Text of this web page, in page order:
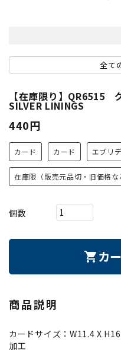
全て
【在庫限り】QR6515
SILVER LININGS
440円
カード カード エブリ
在庫限（販売元品切・旧価格な
個数
shopping_cart カ
商品説明
カードサイズ：W11.4 X
加工